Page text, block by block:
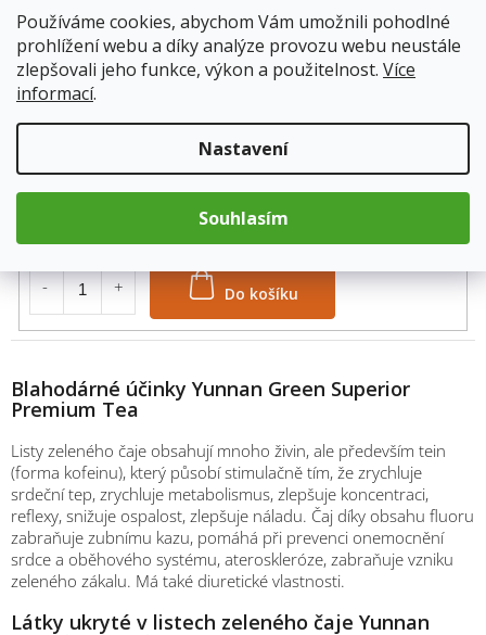
Používáme cookies, abychom Vám umožnili pohodlné
prohlížení webu a díky analýze provozu webu neustále
zlepšovali jeho funkce, výkon a použitelnost. Více
informací.
Nastavení
Souhlasím
Do košíku
váha: 500g
Skladem 13.8.2026
Blahodárné účinky Yunnan Green Superior
Premium Tea
Listy zeleného čaje obsahují mnoho živin, ale především tein
(forma kofeinu), který působí stimulačně tím, že zrychluje
srdeční tep, zrychluje metabolismus, zlepšuje koncentraci,
reflexy, snižuje ospalost, zlepšuje náladu. Čaj díky obsahu fluoru
zabraňuje zubnímu kazu, pomáhá při prevenci onemocnění
srdce a oběhového systému, ateroskleróze, zabraňuje vzniku
zeleného zákalu. Má také diuretické vlastnosti.
Látky ukryté v listech zeleného čaje Yunnan